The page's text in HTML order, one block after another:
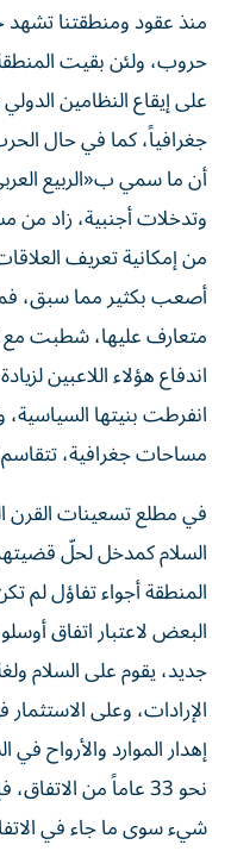
منذ عقود ومنطقتنا تشهد
على إيقاع النظامين
أن ما سمي ب«الربيع
وتدخلات أجنبية، زاد
من إمكانية تعريف
أصعب بكثير مما سبق،
متعارف عليها، شطبت مع
اندفاع هؤلاء اللاعبين
انفرطت بنيتها
مساحات جغرافية، تتقاسم
في مطلع تسعينات القرن
السلام كمدخل لحلّ
المنطقة أجواء تفاؤل
جديد، يقوم على السلام
الإرادات، وعلى
إهدار الموارد والأرواح
نحو 33 عاماً من
شيء سوى ما جاء في